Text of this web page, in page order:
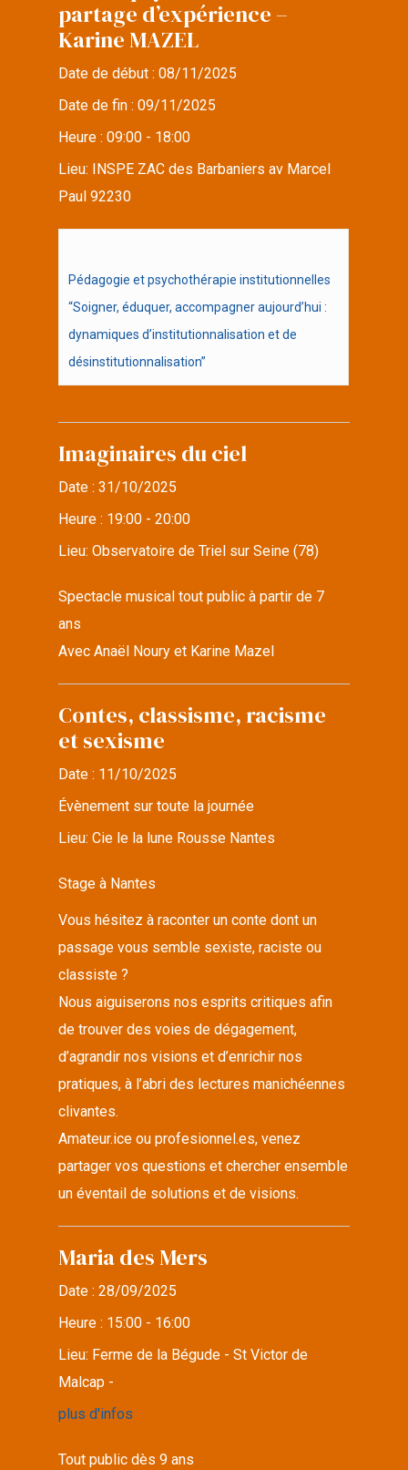
partage d’expérience –
Karine MAZEL
Date de début :08/11/2025
Date de fin :09/11/2025
Heure :09:00 - 18:00
Lieu:
INSPE ZAC des Barbaniers av Marcel
Paul 92230
Pédagogie et psychothérapie institutionnelles
“Soigner, éduquer, accompagner aujourd’hui :
dynamiques d’institutionnalisation et de
désinstitutionnalisation”
Imaginaires du ciel
Date :31/10/2025
Heure : 19:00 - 20:00
Lieu:Observatoire de Triel sur Seine (78)
Spectacle musical tout public à partir de 7
ans
Avec Anaël Noury et Karine Mazel
Contes, classisme, racisme
et sexisme
Date : 11/10/2025
Évènement sur toute la journée
Lieu:Cie le la lune Rousse Nantes
Stage à Nantes
Vous hésitez à raconter un conte dont un
passage vous semble sexiste, raciste ou
classiste ?
Nous aiguiserons nos esprits critiques afin
de trouver des voies de dégagement,
d’agrandir nos visions et d’enrichir nos
pratiques, à l’abri des lectures manichéennes
clivantes.
Amateur.ice ou profesionnel.es, venez
partager vos questions et chercher ensemble
un éventail de solutions et de visions.
Maria des Mers
Date :28/09/2025
Heure : 15:00 - 16:00
Lieu: Ferme de la Bégude - St Victor de
Malcap -
plus d'infos
Tout public dès 9 ans